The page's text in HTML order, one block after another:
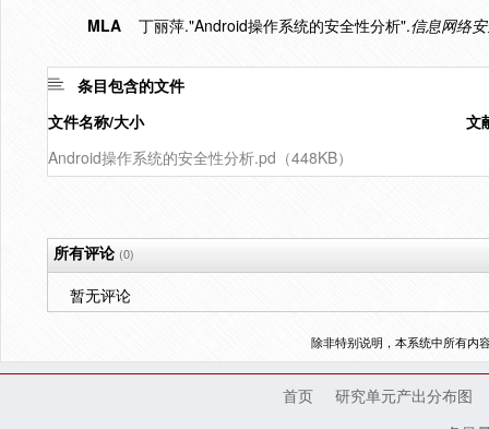
MLA
丁丽萍."Android操作系统的安全性分析".信息网络
条目包含的文件
文件名称/大小
文
Android操作系统的安全性分析.pd（448KB）
所有评论(0)
暂无评论
除非特别说明，本系统中所有内
首页
研究单元产出分布图